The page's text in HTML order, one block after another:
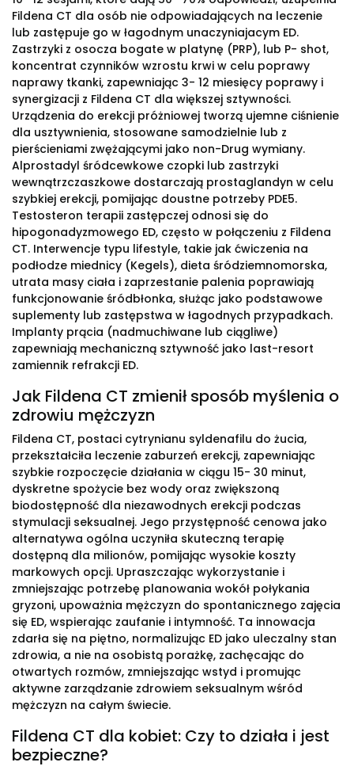
Fildena CT dla osób nie odpowiadających na leczenie
lub zastępuje go w łagodnym unaczyniajacym ED.
Zastrzyki z osocza bogate w platynę (PRP), lub P- shot,
koncentrat czynników wzrostu krwi w celu poprawy
naprawy tkanki, zapewniając 3- 12 miesięcy poprawy i
synergizacji z Fildena CT dla większej sztywności.
Urządzenia do erekcji próżniowej tworzą ujemne ciśnienie
dla usztywnienia, stosowane samodzielnie lub z
pierścieniami zwężającymi jako non-Drug wymiany.
Alprostadyl śródcewkowe czopki lub zastrzyki
wewnątrzczaszkowe dostarczają prostaglandyn w celu
szybkiej erekcji, pomijając doustne potrzeby PDE5.
Testosteron terapii zastępczej odnosi się do
hipogonadyzmowego ED, często w połączeniu z Fildena
CT. Interwencje typu lifestyle, takie jak ćwiczenia na
podłodze miednicy (Kegels), dieta śródziemnomorska,
utrata masy ciała i zaprzestanie palenia poprawiają
funkcjonowanie śródbłonka, służąc jako podstawowe
suplementy lub zastępstwa w łagodnych przypadkach.
Implanty prącia (nadmuchiwane lub ciągliwe)
zapewniają mechaniczną sztywność jako last-resort
zamiennik refrakcji ED.
Jak Fildena CT zmienił sposób myślenia o
zdrowiu mężczyzn
Fildena CT, postaci cytrynianu syldenafilu do żucia,
przekształciła leczenie zaburzeń erekcji, zapewniając
szybkie rozpoczęcie działania w ciągu 15- 30 minut,
dyskretne spożycie bez wody oraz zwiększoną
biodostępność dla niezawodnych erekcji podczas
stymulacji seksualnej. Jego przystępność cenowa jako
alternatywa ogólna uczyniła skuteczną terapię
dostępną dla milionów, pomijając wysokie koszty
markowych opcji. Upraszczając wykorzystanie i
zmniejszając potrzebę planowania wokół połykania
gryzoni, upoważnia mężczyzn do spontanicznego zajęcia
się ED, wspierając zaufanie i intymność. Ta innowacja
zdarła się na piętno, normalizując ED jako uleczalny stan
zdrowia, a nie na osobistą porażkę, zachęcając do
otwartych rozmów, zmniejszając wstyd i promując
aktywne zarządzanie zdrowiem seksualnym wśród
mężczyzn na całym świecie.
Fildena CT dla kobiet: Czy to działa i jest
bezpieczne?